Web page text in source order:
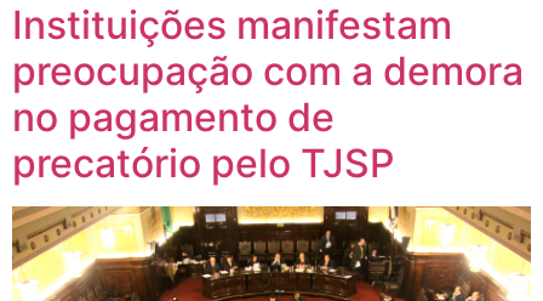
Instituições manifestam
preocupação com a demora
no pagamento de
precatório pelo TJSP